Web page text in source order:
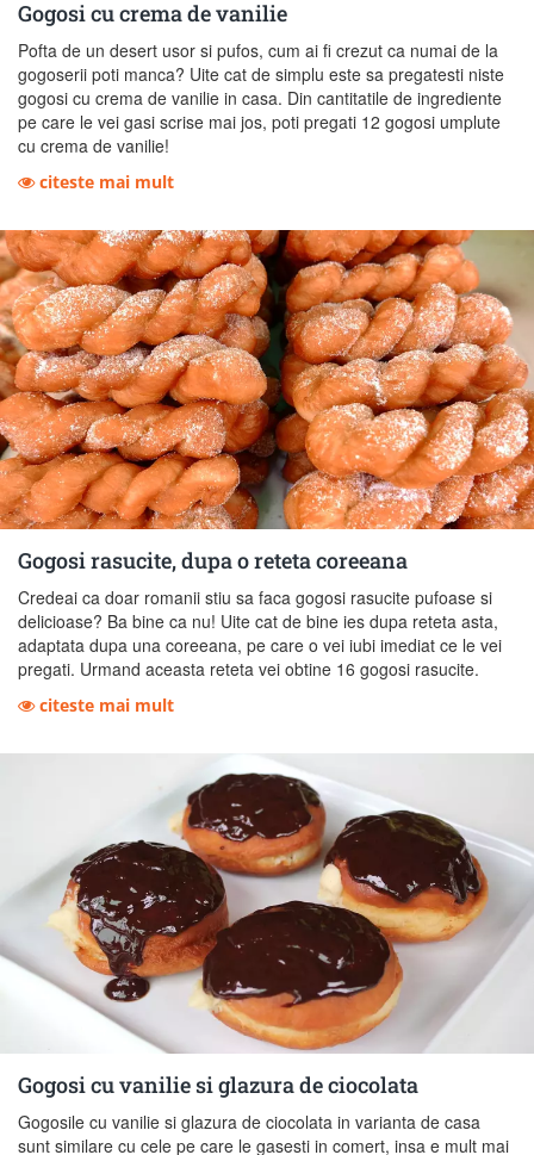
Gogosi cu crema de vanilie
Pofta de un desert usor si pufos, cum ai fi crezut ca numai de la
gogoserii poti manca? Uite cat de simplu este sa pregatesti niste
gogosi cu crema de vanilie in casa. Din cantitatile de ingrediente
pe care le vei gasi scrise mai jos, poti pregati 12 gogosi umplute
cu crema de vanilie!
citeste mai mult
Gogosi rasucite, dupa o reteta coreeana
Credeai ca doar romanii stiu sa faca gogosi rasucite pufoase si
delicioase? Ba bine ca nu! Uite cat de bine ies dupa reteta asta,
adaptata dupa una coreeana, pe care o vei iubi imediat ce le vei
pregati. Urmand aceasta reteta vei obtine 16 gogosi rasucite.
citeste mai mult
Gogosi cu vanilie si glazura de ciocolata
Gogosile cu vanilie si glazura de ciocolata in varianta de casa
sunt similare cu cele pe care le gasesti in comert, insa e mult mai